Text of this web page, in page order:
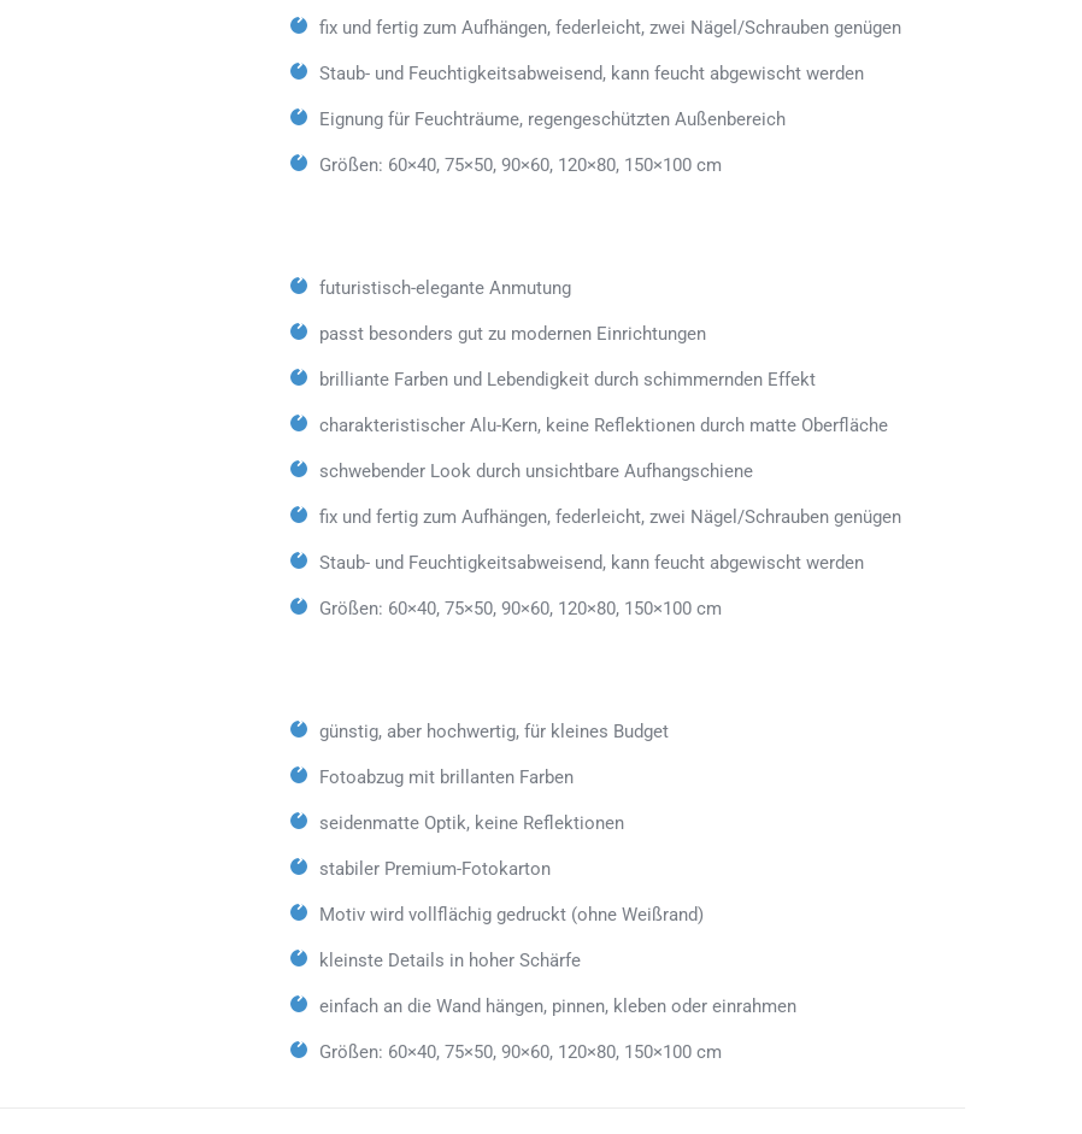
fix und fertig zum Aufhängen, federleicht, zwei Nägel/Schrauben genügen
Staub- und Feuchtigkeitsabweisend, kann feucht abgewischt werden
Eignung für Feuchträume, regengeschützten Außenbereich
Größen: 60×40, 75×50, 90×60, 120×80, 150×100 cm
futuristisch-elegante Anmutung
passt besonders gut zu modernen Einrichtungen
brilliante Farben und Lebendigkeit durch schimmernden Effekt
charakteristischer Alu-Kern, keine Reflektionen durch matte Oberfläche
schwebender Look durch unsichtbare Aufhangschiene
fix und fertig zum Aufhängen, federleicht, zwei Nägel/Schrauben genügen
Staub- und Feuchtigkeitsabweisend, kann feucht abgewischt werden
Größen: 60×40, 75×50, 90×60, 120×80, 150×100 cm
günstig, aber hochwertig, für kleines Budget
Fotoabzug mit brillanten Farben
seidenmatte Optik, keine Reflektionen
stabiler Premium-Fotokarton
Motiv wird vollflächig gedruckt (ohne Weißrand)
kleinste Details in hoher Schärfe
einfach an die Wand hängen, pinnen, kleben oder einrahmen
Größen: 60×40, 75×50, 90×60, 120×80, 150×100 cm